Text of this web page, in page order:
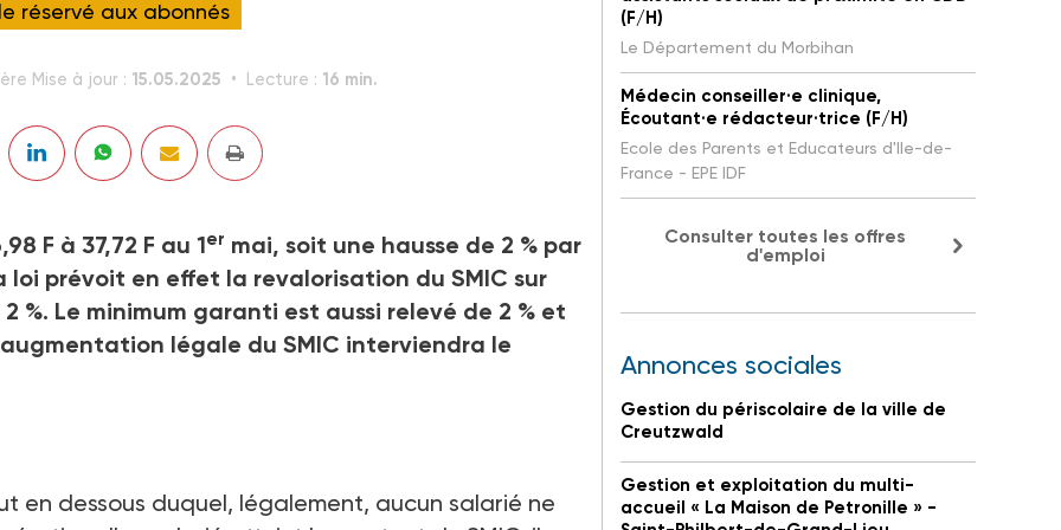
réservé aux abonnés
Mise à jour : 15.05.2025 Lecture : 16 min.
F à 37,72 F au 1er mai, soit une hausse de 2 % par
prévoit en effet la revalorisation du SMIC sur
Le minimum garanti est aussi relevé de 2 % et
augmentation légale du SMIC interviendra le
en dessous duquel, légalement, aucun salarié ne
(F/H)
Le Département du Morbihan
Médecin conseiller·e clinique,
Écoutant·e rédacteur·trice (F/H)
Ecole des Parents et Educateurs d'Ile-de-
France - EPE IDF
Consulter toutes les offres
d'emploi
Annonces sociales
Gestion du périscolaire de la ville de
Creutzwald
Gestion et exploitation du multi-
accueil « La Maison de Petronille » -